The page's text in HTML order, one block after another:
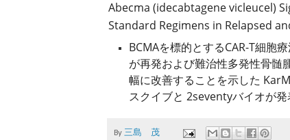
Abecma (idecabtagene vicleucel)
Standard Regimens in Relapsed
BCMAを標的とするCAR-T細胞
が再発および難治性多発性骨髄
幅に改善することを示した
スクイブと 2seventyバイオが
By 三島 茂